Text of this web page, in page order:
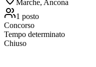
Marche, Ancona
1 posto
Concorso
Tempo determinato
Chiuso